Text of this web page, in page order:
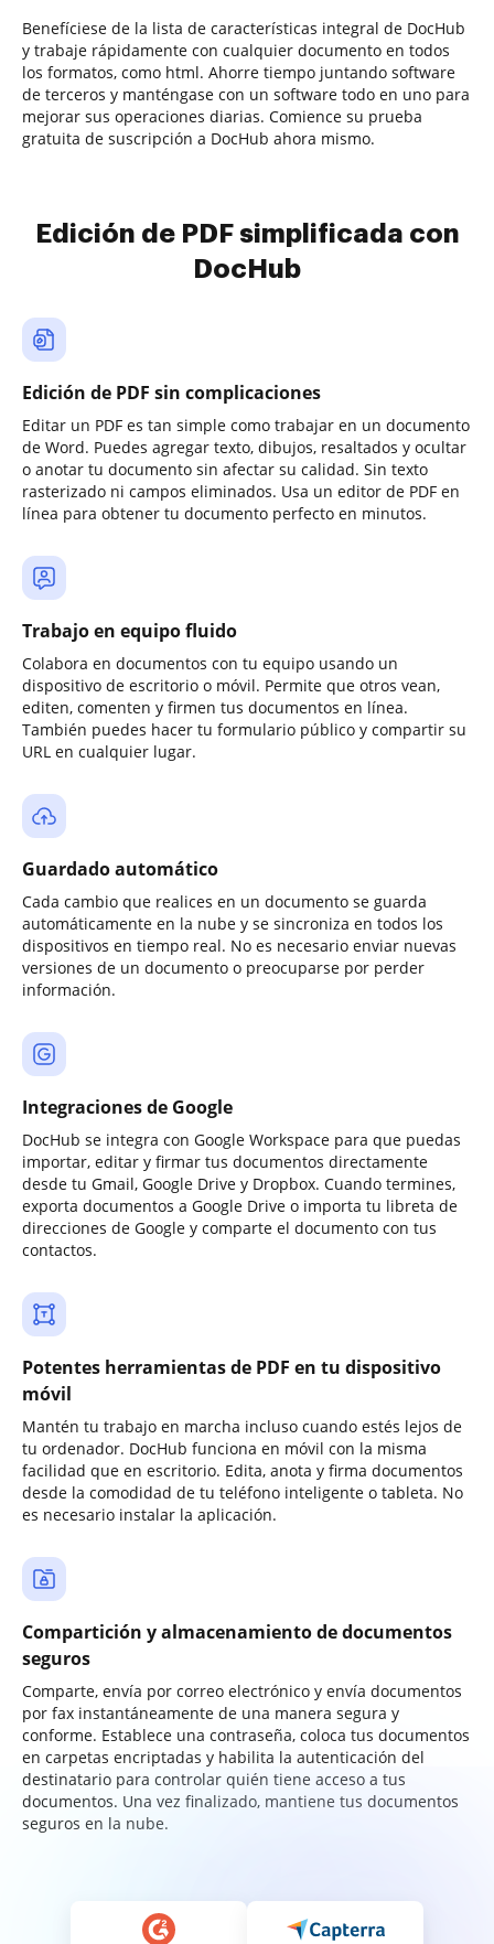
Benefíciese de la lista de características integral de DocHub
y trabaje rápidamente con cualquier documento en todos
los formatos, como html. Ahorre tiempo juntando software
de terceros y manténgase con un software todo en uno para
mejorar sus operaciones diarias. Comience su prueba
gratuita de suscripción a DocHub ahora mismo.
Edición de PDF simplificada con
DocHub
Edición de PDF sin complicaciones
Editar un PDF es tan simple como trabajar en un documento
de Word. Puedes agregar texto, dibujos, resaltados y ocultar
o anotar tu documento sin afectar su calidad. Sin texto
rasterizado ni campos eliminados. Usa un editor de PDF en
línea para obtener tu documento perfecto en minutos.
Trabajo en equipo fluido
Colabora en documentos con tu equipo usando un
dispositivo de escritorio o móvil. Permite que otros vean,
editen, comenten y firmen tus documentos en línea.
También puedes hacer tu formulario público y compartir su
URL en cualquier lugar.
Guardado automático
Cada cambio que realices en un documento se guarda
automáticamente en la nube y se sincroniza en todos los
dispositivos en tiempo real. No es necesario enviar nuevas
versiones de un documento o preocuparse por perder
información.
Integraciones de Google
DocHub se integra con Google Workspace para que puedas
importar, editar y firmar tus documentos directamente
desde tu Gmail, Google Drive y Dropbox. Cuando termines,
exporta documentos a Google Drive o importa tu libreta de
direcciones de Google y comparte el documento con tus
contactos.
Potentes herramientas de PDF en tu dispositivo
móvil
Mantén tu trabajo en marcha incluso cuando estés lejos de
tu ordenador. DocHub funciona en móvil con la misma
facilidad que en escritorio. Edita, anota y firma documentos
desde la comodidad de tu teléfono inteligente o tableta. No
es necesario instalar la aplicación.
Compartición y almacenamiento de documentos
seguros
Comparte, envía por correo electrónico y envía documentos
por fax instantáneamente de una manera segura y
conforme. Establece una contraseña, coloca tus documentos
en carpetas encriptadas y habilita la autenticación del
destinatario para controlar quién tiene acceso a tus
documentos. Una vez finalizado, mantiene tus documentos
seguros en la nube.